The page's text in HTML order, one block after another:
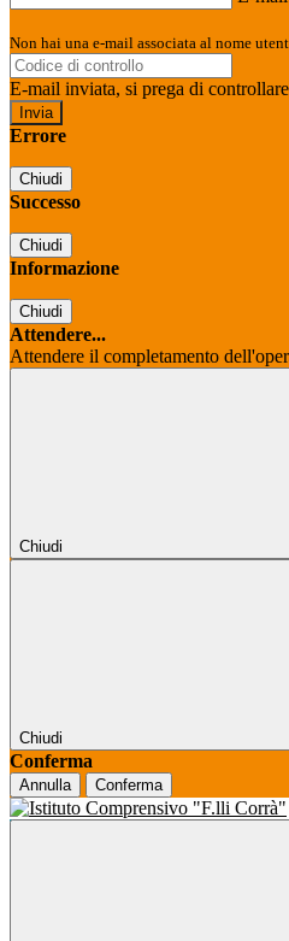
Non hai una e-mail associata al nome
E-mail inviata, si prega di
Errore
Chiudi
Successo
Chiudi
Informazione
Chiudi
Attendere...
Attendere il completamento
Chiudi
Chiudi
Conferma
Annulla Conferma